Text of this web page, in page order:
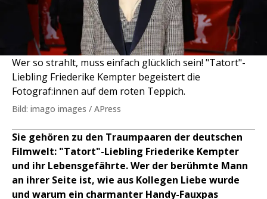
Wer so strahlt, muss einfach glücklich sein! "Tatort"-
Liebling Friederike Kempter begeistert die
Fotograf:innen auf dem roten Teppich.
Bild: imago images / APress
Sie gehören zu den Traumpaaren der deutschen
Filmwelt: "Tatort"-Liebling Friederike Kempter
und ihr Lebensgefährte. Wer der berühmte Mann
an ihrer Seite ist, wie aus Kollegen Liebe wurde
und warum ein charmanter Handy-Fauxpas